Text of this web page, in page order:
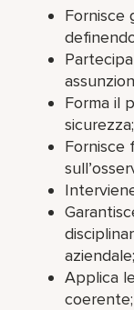
Fornisce
Forma il
sicurezza;
Fornisce
aziendale;
Applica
coerente;